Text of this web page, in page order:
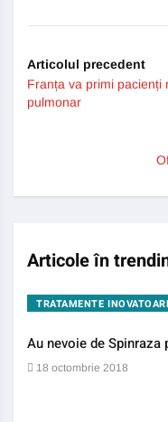
Articolul precedent
Franța va primi pacienți
pulmonar
Articole în
TRATAMENTE
Au nevoie de Spinraza
18 octombrie 2018